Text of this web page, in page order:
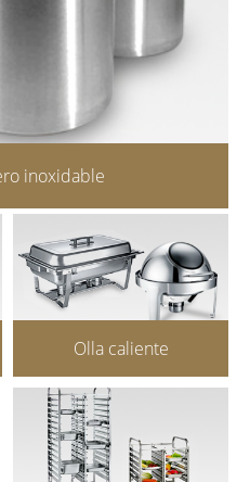
inoxidable
Olla caliente